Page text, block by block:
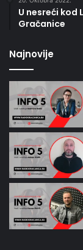
U nesreći
Gračanice
Najnovije